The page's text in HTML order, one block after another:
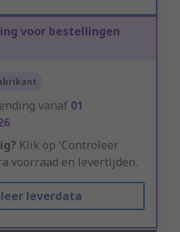
voor bestellingen
vanaf 01
Klik op 'Controleer
voorraad en levertijden.
leverdata